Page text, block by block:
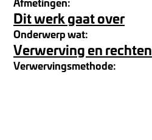
Dit werk gaat over
Onderwerp wat:
Verwerving en rechten
Verwervingsmethode: